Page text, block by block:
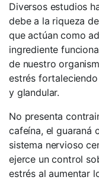
Diversos estudios
debe a la riqueza
que actúan como
ingrediente
de nuestro
estrés
y glandular.
No presenta
cafeína, el guaraná
sistema nervioso
ejerce un control
estrés al aumentar